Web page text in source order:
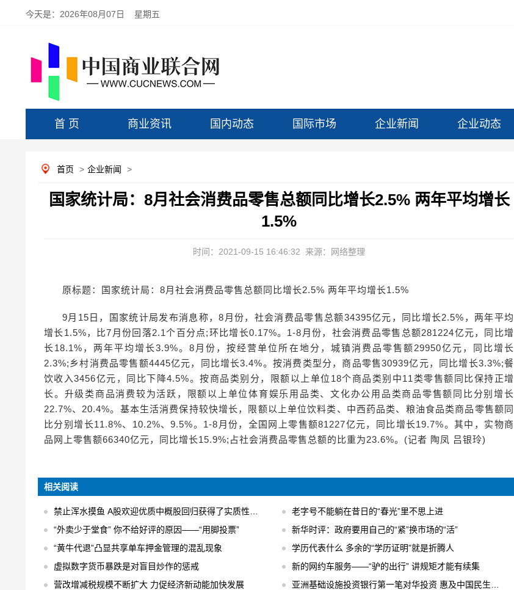
今天是： 2026年08月07日 星期五
首 页 商业资讯 国内动态 国际市场 企业新闻 企业动态
首页 > 企业新闻 >
国家统计局：8月社会消费品零售总额同比增长2.5% 两年平均增长
1.5%
时间：2021-09-15 16:46:32 来源：网络整理
原标题：国家统计局：8月社会消费品零售总额同比增长2.5% 两年平均增长1.5%
9月15日，国家统计局发布消息称，8月份，社会消费品零售总额34395亿元，同比增长2.5%，两年平均
增长1.5%，比7月份回落2.1个百分点;环比增长0.17%。1-8月份，社会消费品零售总额281224亿元，同比增
长18.1%，两年平均增长3.9%。8月份，按经营单位所在地分，城镇消费品零售额29950亿元，同比增长
2.3%;乡村消费品零售额4445亿元，同比增长3.4%。按消费类型分，商品零售30939亿元，同比增长3.3%;餐
饮收入3456亿元，同比下降4.5%。按商品类别分，限额以上单位18个商品类别中11类零售额同比保持正增
长。升级类商品消费较为活跃，限额以上单位体育娱乐用品类、文化办公用品类商品零售额同比分别增长
22.7%、20.4%。基本生活消费保持较快增长，限额以上单位饮料类、中西药品类、粮油食品类商品零售额同
比分别增长11.8%、10.2%、9.5%。1-8月份，全国网上零售额81227亿元，同比增长19.7%。其中，实物商
品网上零售额66340亿元，同比增长15.9%;占社会消费品零售总额的比重为23.6%。(记者 陶凤 吕银玲)
相关阅读
禁止浑水摸鱼 A股欢迎优质中概股回归获得了实质性的进展
老字号不能躺在昔日的“春光”里不思上进
“外卖少于堂食” 你不给好评的原因——“用脚投票”
新华时评：政府要用自己的“紧”换市场的“活”
“黄牛代退”凸显共享单车押金管理的混乱现象
学历代表什么 多余的“学历证明”就是折腾人
虚拟数字货币暴跌是对盲目炒作的惩戒
新的网约车服务——“驴的出行” 讲规矩才能有续集
营改增减税规模不断扩大 力促经济新动能加快发展
亚洲基础设施投资银行第一笔对华投资 惠及中国民生工程